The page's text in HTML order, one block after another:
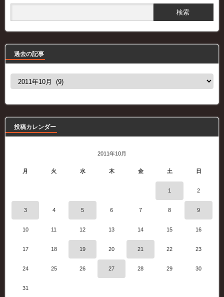
過去の記事
事
投稿カレンダー
2011年10月
月 火 水 木 金 土 日
1 2
3 4 5 6 7 8 9
10 11 12 13 14 15 16
17 18 19 20 21 22 23
24 25 26 27 28 29 30
31